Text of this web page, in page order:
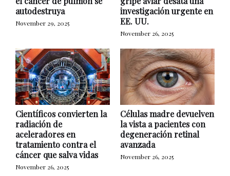
autodestruya
November 29, 2025
investigación urgente en
EE. UU.
November 26, 2025
Científicos convierten la
radiación de
aceleradores en
tratamiento contra el
cáncer que salva vidas
November 26, 2025
Células madre devuelven
la vista a pacientes con
degeneración retinal
avanzada
November 26, 2025